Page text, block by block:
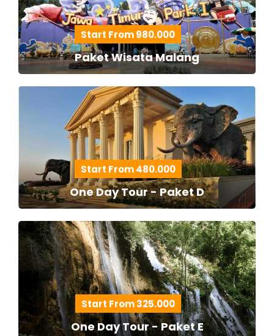
Start From 980.000
Paket Wisata Malang
Start From 480.000
One Day Tour - Paket D
Start From 325.000
One Day Tour - Paket E